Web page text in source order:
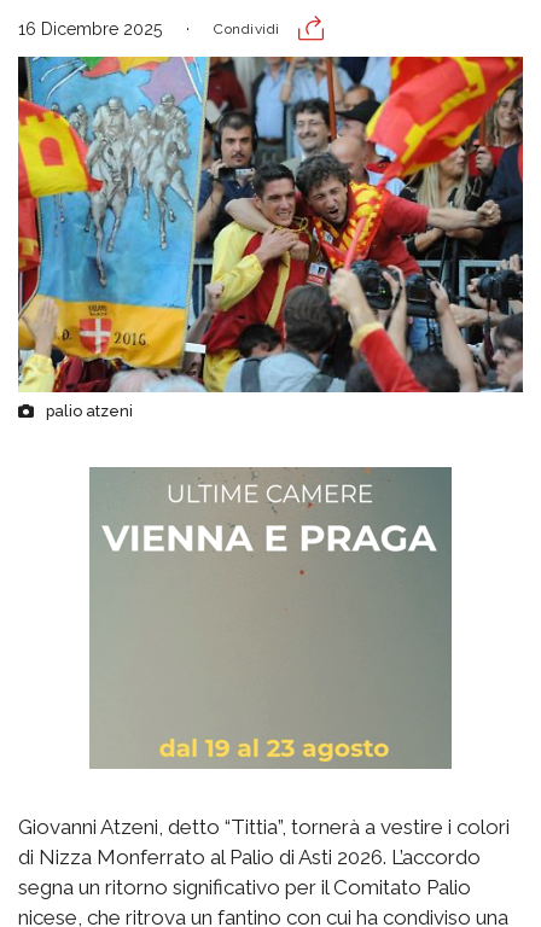
16 Dicembre 2025 Condividi
palio atzeni
Giovanni Atzeni, detto “Tittia”, tornerà a vestire i colori
di Nizza Monferrato al Palio di Asti 2026. L’accordo
segna un ritorno significativo per il Comitato Palio
nicese, che ritrova un fantino con cui ha condiviso una